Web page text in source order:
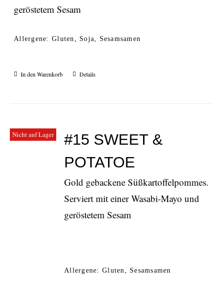
geröstetem Sesam
Allergene: Gluten, Soja, Sesamsamen
In den Warenkorb Details
Nicht auf Lager
#15 SWEET &
POTATOE
Gold gebackene Süßkartoffelpommes.
Serviert mit einer Wasabi-Mayo und
geröstetem Sesam
Allergene: Gluten, Sesamsamen